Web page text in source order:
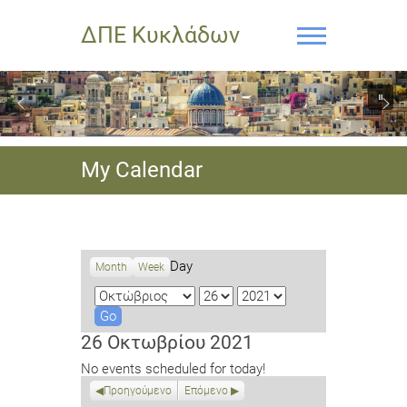
ΔΠΕ Κυκλάδων
My Calendar
Month Week Day
M
o
n
h
D
y
Y
a
26 Οκτωβρίου 2021
No events scheduled for today!
Προηγούμενο Επόμενο